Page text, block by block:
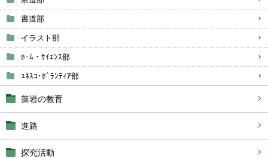
書道部
イラスト部
ﾎｰﾑ・ｻｲｴﾝｽ部
ﾕﾈｽｺ･ﾎﾞﾗﾝﾃｨｱ部
藻岩の教育
進路
探究活動